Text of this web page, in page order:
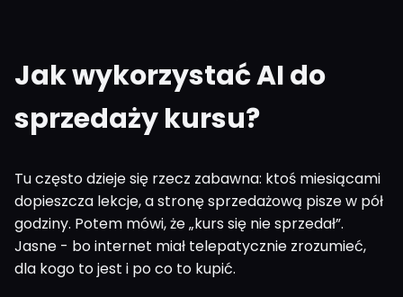
Jak wykorzystać AI do
sprzedaży kursu?
Tu często dzieje się rzecz zabawna: ktoś miesiącami
dopieszcza lekcje, a stronę sprzedażową pisze w pół
godziny. Potem mówi, że „kurs się nie sprzedał”.
Jasne - bo internet miał telepatycznie zrozumieć,
dla kogo to jest i po co to kupić.